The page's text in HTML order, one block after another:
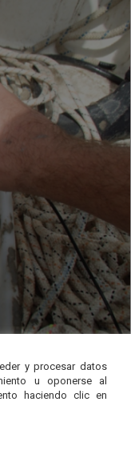
marcado por la
de muestreo
mostraron una mayor
de Puebla del Río.
y procesar datos
u oponerse al
haciendo clic en